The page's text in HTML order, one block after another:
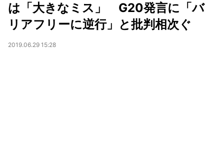
は「大きなミス」 G20発言に「バ
リアフリーに逆行」と批判相次ぐ
2019.06.29 15:28